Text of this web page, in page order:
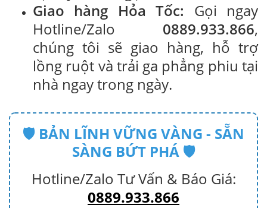
Giao hàng Hỏa Tốc: Gọi ngay
Hotline/Zalo 0889.933.866,
chúng tôi sẽ giao hàng, hỗ trợ
lồng ruột và trải ga phẳng phiu tại
nhà ngay trong ngày.
🛡️ BẢN LĨNH VỮNG VÀNG - SẴN
SÀNG BỨT PHÁ 🛡️
Hotline/Zalo Tư Vấn & Báo Giá:
0889.933.866